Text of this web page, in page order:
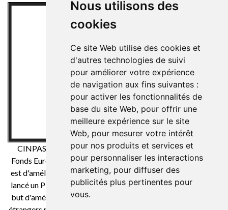
Nous utilisons des
cookies
Ce site Web utilise des cookies et
d'autres technologies de suivi
pour améliorer votre expérience
de navigation aux fins suivantes :
pour activer les fonctionnalités de
base du site Web, pour offrir une
meilleure expérience sur le site
Web, pour mesurer votre intérêt
pour nos produits et services et
pour personnaliser les interactions
marketing, pour diffuser des
publicités plus pertinentes pour
vous.
CINPASA Cintas y Pasamanería SA a été bénéficiaire du
Fonds Européen de Développement Régional dont l'objectif
est d'améliorer la compétitivité des PME et grâce auquel il a
lancé un Plan International de Marketing Numérique dans le
but d'améliorer son positionnement en ligne sur les marchés